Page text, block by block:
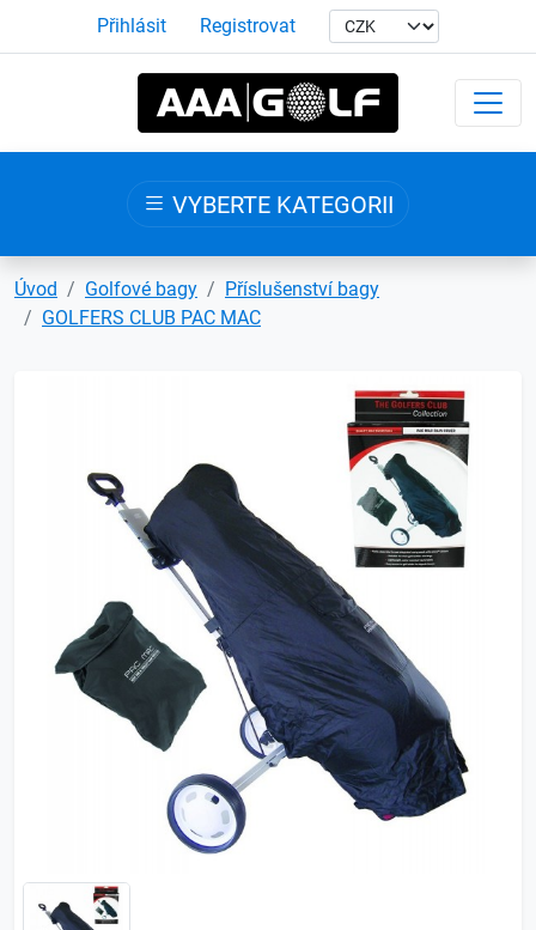
Přihlásit Registrovat
VYBERTE KATEGORII
Úvod Golfové bagy
Příslušenství bagy
GOLFERS CLUB PAC MAC